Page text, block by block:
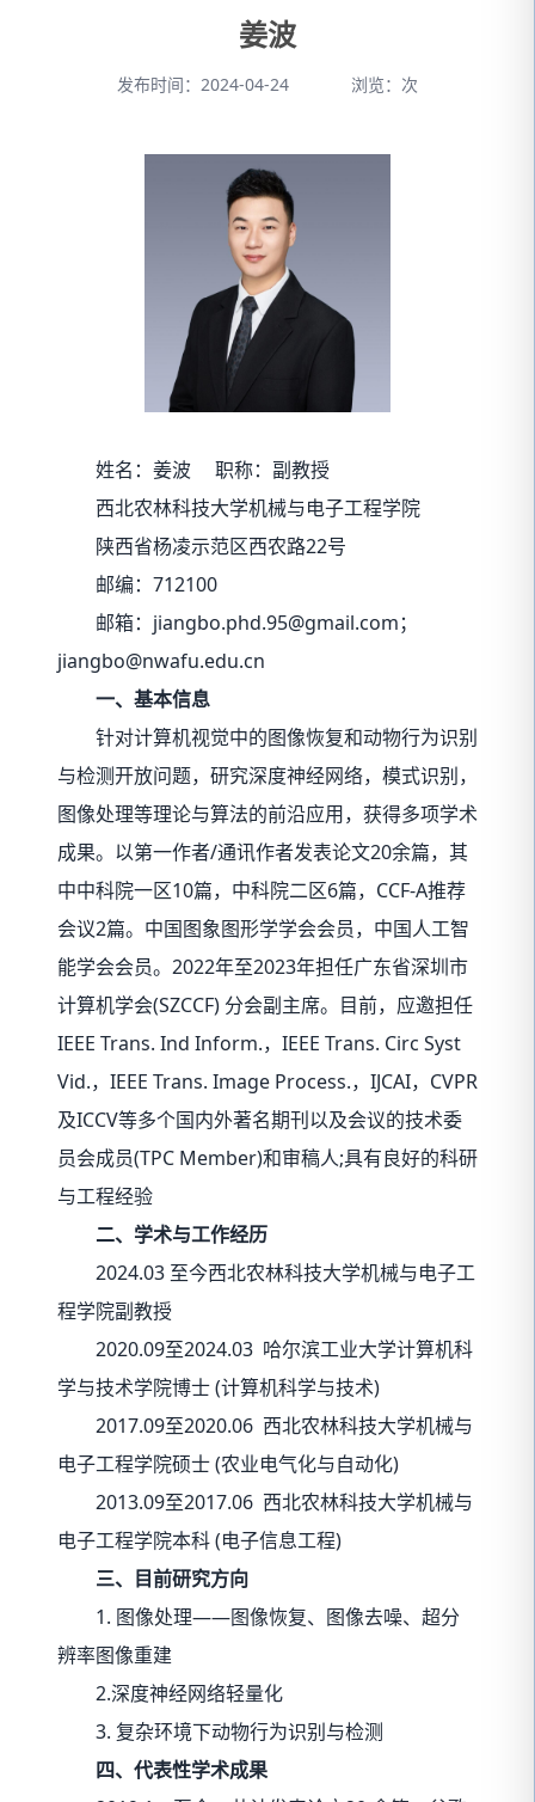
姜波
发布时间：2024-04-24 浏览： 次
姓名：姜波 职称：副教授
西北农林科技大学机械与电子工程学院
陕西省杨凌示范区西农路22号
邮编：712100
邮箱：jiangbo.phd.95@gmail.com；
jiangbo@nwafu.edu.cn
一、 基本信息
针对计算机视觉中的图像恢复和动物行为识别
与检测开放问题，研究深度神经网络，模式识别，
图像处理等理论与算法的前沿应用，获得多项学术
成果。以第一作者/通讯作者发表论文20余篇，其
中中科院一区10篇，中科院二区6篇，CCF-A推荐
会议2篇。中国图象图形学学会会员，中国人工智
能学会会员。2022年至2023年担任广东省深圳市
计算机学会(SZCCF) 分会副主席。目前，应邀担任
IEEE Trans. Ind Inform.，IEEE Trans. Circ Syst
Vid.，IEEE Trans. Image Process.，IJCAI，CVPR
及ICCV等多个国内外著名期刊以及会议的技术委
员会成员(TPC Member)和审稿人;具有良好的科研
与工程经验
二、学术与工作经历
2024.03 至今西北农林科技大学机械与电子工
程学院副教授
2020.09至2024.03 哈尔滨工业大学计算机科
学与技术学院博士 (计算机科学与技术)
2017.09至2020.06 西北农林科技大学机械与
电子工程学院硕士 (农业电气化与自动化)
2013.09至2017.06 西北农林科技大学机械与
电子工程学院本科 (电子信息工程)
三、 目前研究方向
1. 图像处理——图像恢复、图像去噪、超分
辨率图像重建
2.深度神经网络轻量化
3. 复杂环境下动物行为识别与检测
四、代表性学术成果